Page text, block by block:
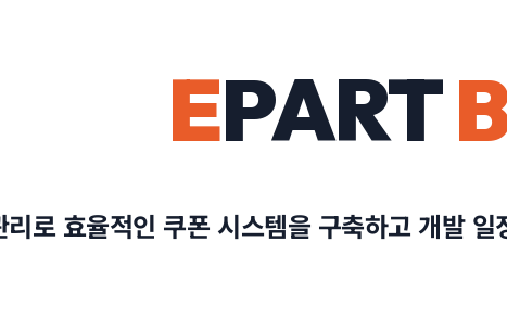
EPART
로 효율적인 쿠폰 시스템을 구축하고 개발